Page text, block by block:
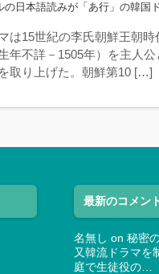
の日本語読みが「あ行」の韓国
は15世紀の李氏朝鮮王朝
年不詳－1505年）を主人
取り上げた。朝鮮第10 […]
最新のコメント
名無し on 秘密
又韓流ドラマを
庭で生徒役の…